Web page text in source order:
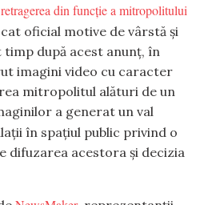
retragerea din funcție a mitropolitului
oficial motive de vârstă și
timp după acest anunț, în
imagini video cu caracter
mitropolitul alături de un
a generat un val
în spațiul public privind o
difuzarea acestora și decizia